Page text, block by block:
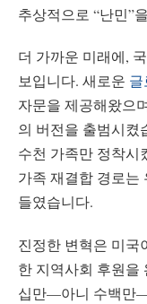
추상적으로 “난민”
더 가까운 미래에,
보입니다. 새로운
자문을 제공해왔으
의 버전을 출범시켰
수천 가족만 정착시
가족 재결합 경로는
들였습니다.
진정한 변혁은 미국
한 지역사회 후원을
십만—아니 수백만